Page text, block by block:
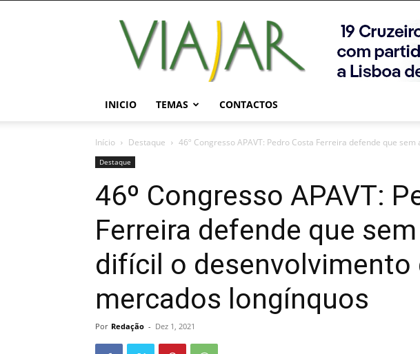
Viajar
Magazine
Online
INICIO TEMAS CONTACTOS
Início Destaque 46º Congresso APAVT: Pedro Costa Ferreira defende que sem
Destaque
46º Congresso APAVT:
Ferreira defende que
difícil o desenvolvimento
mercados longínquos
Por Redação - Dez 1, 2021